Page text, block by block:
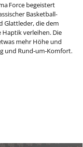
Force begeistert
Basketball-
Glattleder, die dem
verleihen. Die
mehr Höhe und
und Rund-um-Komfort.